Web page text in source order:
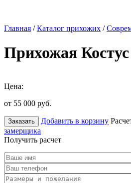
Главная /Каталог прихожих /
Прихожая Костус
Цена:
от 55 000 руб.
Заказать Добавить в корзину
замерщика
Получить расчет